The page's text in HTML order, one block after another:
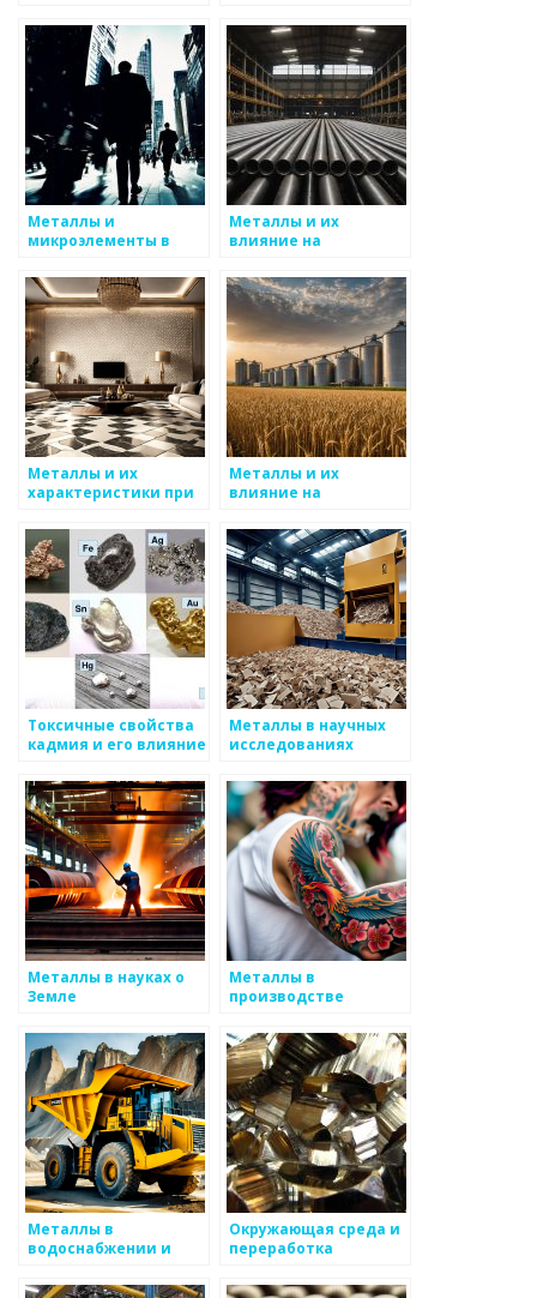
Металлы и
микроэлементы в
Металлы и их
влияние на
Металлы и их
характеристики при
температурах
Металлы и их
влияние на
Токсичные свойства
кадмия и его влияние
Металлы в научных
исследованиях
Металлы в науках о
Земле
Металлы в
производстве
Металлы в
водоснабжении и
Окружающая среда и
переработка
шлаков